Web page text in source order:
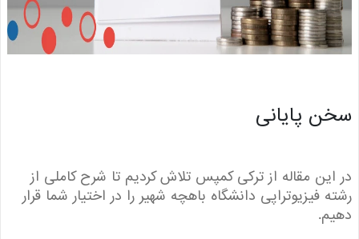
پایانی
مقاله از ترکی کمپس تلاش کردیم تا شرح کاملی از
فیزیوتراپی دانشگاه باهچه شهیر را در اختیار شما قرار